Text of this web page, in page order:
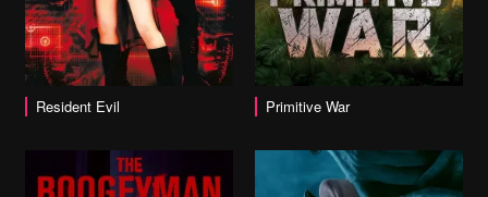
Resident Evil
vai alla scheda Primitive War